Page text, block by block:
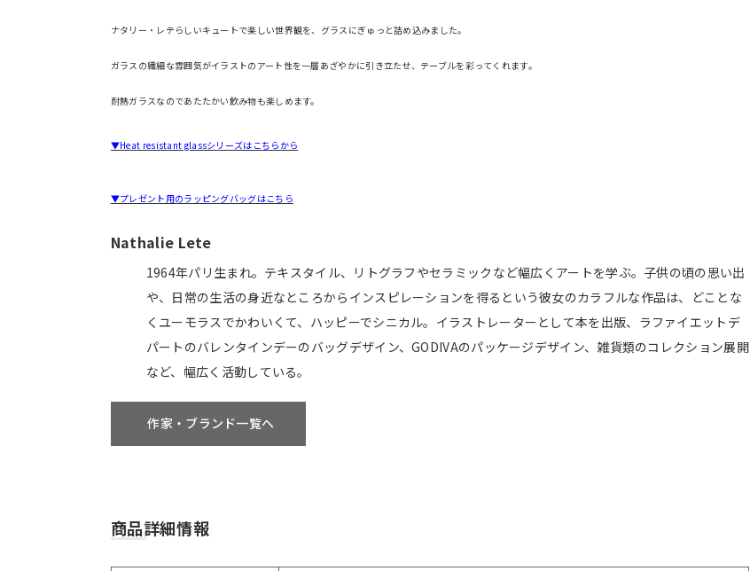
ナタリー・レテらしいキュートで楽しい世界観を、グラスにぎゅっと詰め込みました。
ガラスの繊細な雰囲気がイラストのアート性を一層あざやかに引き立たせ、テーブルを彩ってくれます。
耐熱ガラスなのであたたかい飲み物も楽しめます。
▼Heat resistant glassシリーズはこちらから
▼プレゼント用のラッピングバッグはこちら
Nathalie Lete
1964年パリ生まれ。テキスタイル、リトグラフやセラミックなど幅広くアートを学ぶ。子供の頃の思い出
や、日常の生活の身近なところからインスピレーションを得るという彼女のカラフルな作品は、どことな
くユーモラスでかわいくて、ハッピーでシニカル。イラストレーターとして本を出版、ラファイエットデ
パートのバレンタインデーのバッグデザイン、GODIVAのパッケージデザイン、雑貨類のコレクション展開
など、幅広く活動している。
作家・ブランド一覧へ
商品詳細情報